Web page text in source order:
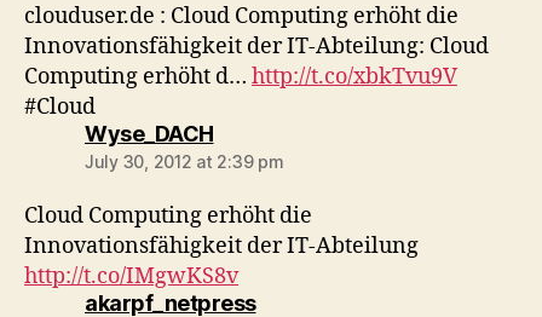
clouduser.de : Cloud Computing erhöht die
Innovationsfähigkeit der IT-Abteilung: Cloud
Computing erhöht d… http://t.co/xbkTvu9V
#Cloud
Wyse_DACHsays:
July 30, 2012 at 2:39 pm
Cloud Computing erhöht die
Innovationsfähigkeit der IT-Abteilung
http://t.co/IMgwKS8v
akarpf_netpresssays: